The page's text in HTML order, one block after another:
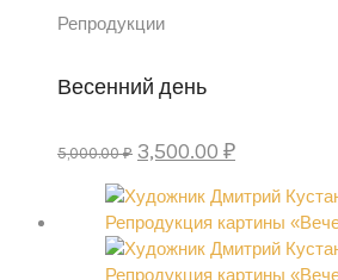
Репродукции
Весенний день
5,000.00 ₽ Original
was:
5,000.00 ₽.
3,500.00 ₽Current
is:
3,500.00 ₽.